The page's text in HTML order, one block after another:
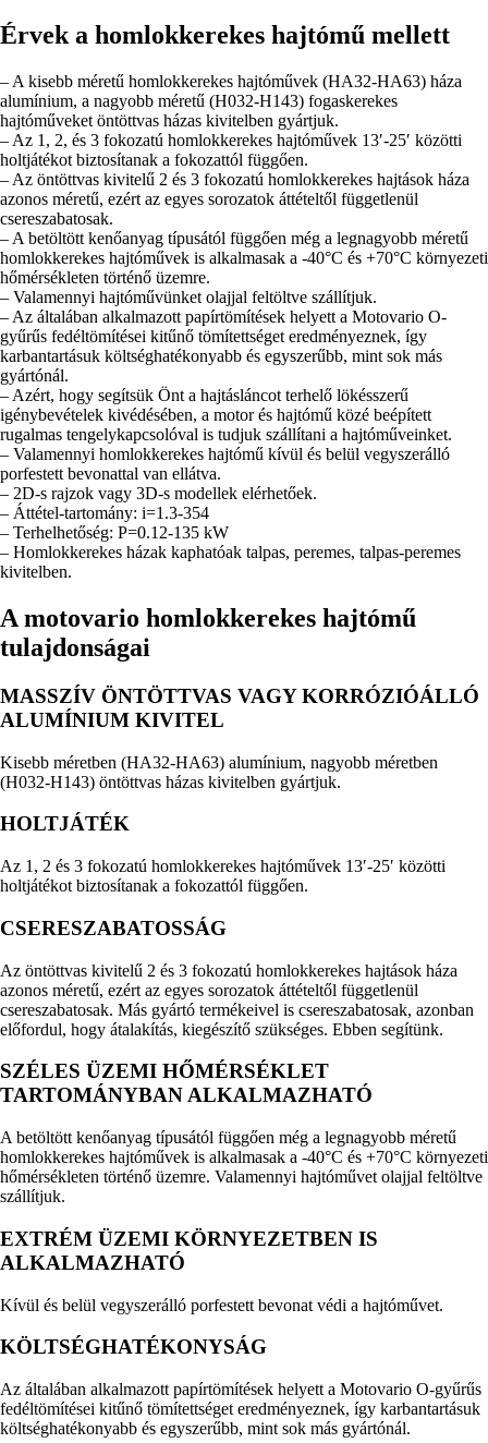
Érvek a homlokkerekes hajtómű mellett
– A kisebb méretű homlokkerekes hajtóművek (HA32-HA63) háza
alumínium, a nagyobb méretű (H032-H143) fogaskerekes
hajtóműveket öntöttvas házas kivitelben gyártjuk.
– Az 1, 2, és 3 fokozatú homlokkerekes hajtóművek 13′-25′ közötti
holtjátékot biztosítanak a fokozattól függően.
– Az öntöttvas kivitelű 2 és 3 fokozatú homlokkerekes hajtások háza
azonos méretű, ezért az egyes sorozatok áttételtől függetlenül
csereszabatosak.
– A betöltött kenőanyag típusától függően még a legnagyobb méretű
homlokkerekes hajtóművek is alkalmasak a -40°C és +70°C környezeti
hőmérsékleten történő üzemre.
– Valamennyi hajtóművünket olajjal feltöltve szállítjuk.
– Az általában alkalmazott papírtömítések helyett a Motovario O-
gyűrűs fedéltömítései kitűnő tömítettséget eredményeznek, így
karbantartásuk költséghatékonyabb és egyszerűbb, mint sok más
gyártónál.
– Azért, hogy segítsük Önt a hajtásláncot terhelő lökésszerű
igénybevételek kivédésében, a motor és hajtómű közé beépített
rugalmas tengelykapcsolóval is tudjuk szállítani a hajtóműveinket.
– Valamennyi homlokkerekes hajtómű kívül és belül vegyszerálló
porfestett bevonattal van ellátva.
– 2D-s rajzok vagy 3D-s modellek elérhetőek.
– Áttétel-tartomány: i=1.3-354
– Terhelhetőség: P=0.12-135 kW
– Homlokkerekes házak kaphatóak talpas, peremes, talpas-peremes
kivitelben.
A motovario homlokkerekes hajtómű
tulajdonságai
MASSZÍV ÖNTÖTTVAS VAGY KORRÓZIÓÁLLÓ
ALUMÍNIUM KIVITEL
Kisebb méretben (HA32-HA63) alumínium, nagyobb méretben
(H032-H143) öntöttvas házas kivitelben gyártjuk.
HOLTJÁTÉK
Az 1, 2 és 3 fokozatú homlokkerekes hajtóművek 13′-25′ közötti
holtjátékot biztosítanak a fokozattól függően.
CSERESZABATOSSÁG
Az öntöttvas kivitelű 2 és 3 fokozatú homlokkerekes hajtások háza
azonos méretű, ezért az egyes sorozatok áttételtől függetlenül
csereszabatosak. Más gyártó termékeivel is csereszabatosak, azonban
előfordul, hogy átalakítás, kiegészítő szükséges. Ebben segítünk.
SZÉLES ÜZEMI HŐMÉRSÉKLET
TARTOMÁNYBAN ALKALMAZHATÓ
A betöltött kenőanyag típusától függően még a legnagyobb méretű
homlokkerekes hajtóművek is alkalmasak a -40°C és +70°C környezeti
hőmérsékleten történő üzemre. Valamennyi hajtóművet olajjal feltöltve
szállítjuk.
EXTRÉM ÜZEMI KÖRNYEZETBEN IS
ALKALMAZHATÓ
Kívül és belül vegyszerálló porfestett bevonat védi a hajtóművet.
KÖLTSÉGHATÉKONYSÁG
Az általában alkalmazott papírtömítések helyett a Motovario O-gyűrűs
fedéltömítései kitűnő tömítettséget eredményeznek, így karbantartásuk
költséghatékonyabb és egyszerűbb, mint sok más gyártónál.